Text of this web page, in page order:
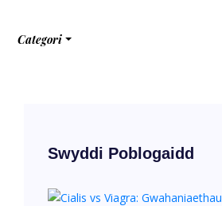
Categori
Swyddi Poblogaidd